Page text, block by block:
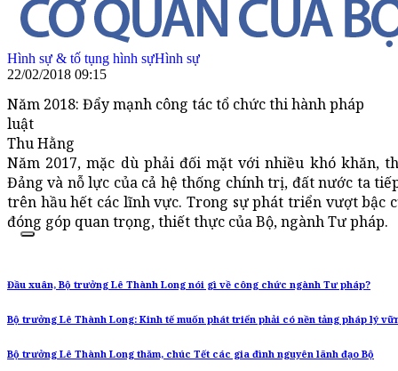
Hình sự & tố tụng hình sựHình sự
22/02/2018 09:15
Năm 2018: Đẩy mạnh công tác tổ chức thi hành pháp
luật
Thu Hằng
Năm 2017, mặc dù phải đối mặt với nhiều khó khăn,
Đảng và nỗ lực của cả hệ thống chính trị, đất nước ta
trên hầu hết các lĩnh vực. Trong sự phát triển vượt bậc
đóng góp quan trọng, thiết thực của Bộ, ngành Tư pháp.
Đầu xuân, Bộ trưởng Lê Thành Long nói gì về công chức ngành Tư pháp?
Bộ trưởng Lê Thành Long: Kinh tế muốn phát triển phải có nền tảng pháp lý
Bộ trưởng Lê Thành Long thăm, chúc Tết các gia đình nguyên lãnh đạo Bộ